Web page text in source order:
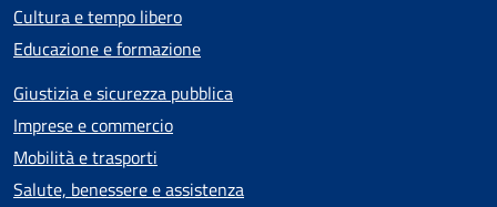
Cultura e tempo libero
Educazione e formazione
Giustizia e sicurezza pubblica
Imprese e commercio
Mobilità e trasporti
Salute, benessere e assistenza